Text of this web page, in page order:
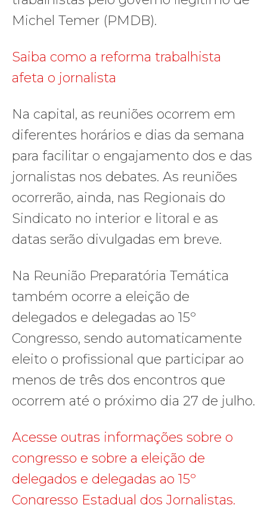
Michel Temer (PMDB).
Saiba como a reforma trabalhista
afeta o jornalista
Na capital, as reuniões ocorrem em
diferentes horários e dias da semana
para facilitar o engajamento dos e das
jornalistas nos debates. As reuniões
ocorrerão, ainda, nas Regionais do
Sindicato no interior e litoral e as
datas serão divulgadas em breve.
Na Reunião Preparatória Temática
também ocorre a eleição de
delegados e delegadas ao 15º
Congresso, sendo automaticamente
eleito o profissional que participar ao
menos de três dos encontros que
ocorrem até o próximo dia 27 de julho.
Acesse outras informações sobre o
congresso e sobre a eleição de
delegados e delegadas ao 15º
Congresso Estadual dos Jornalistas.